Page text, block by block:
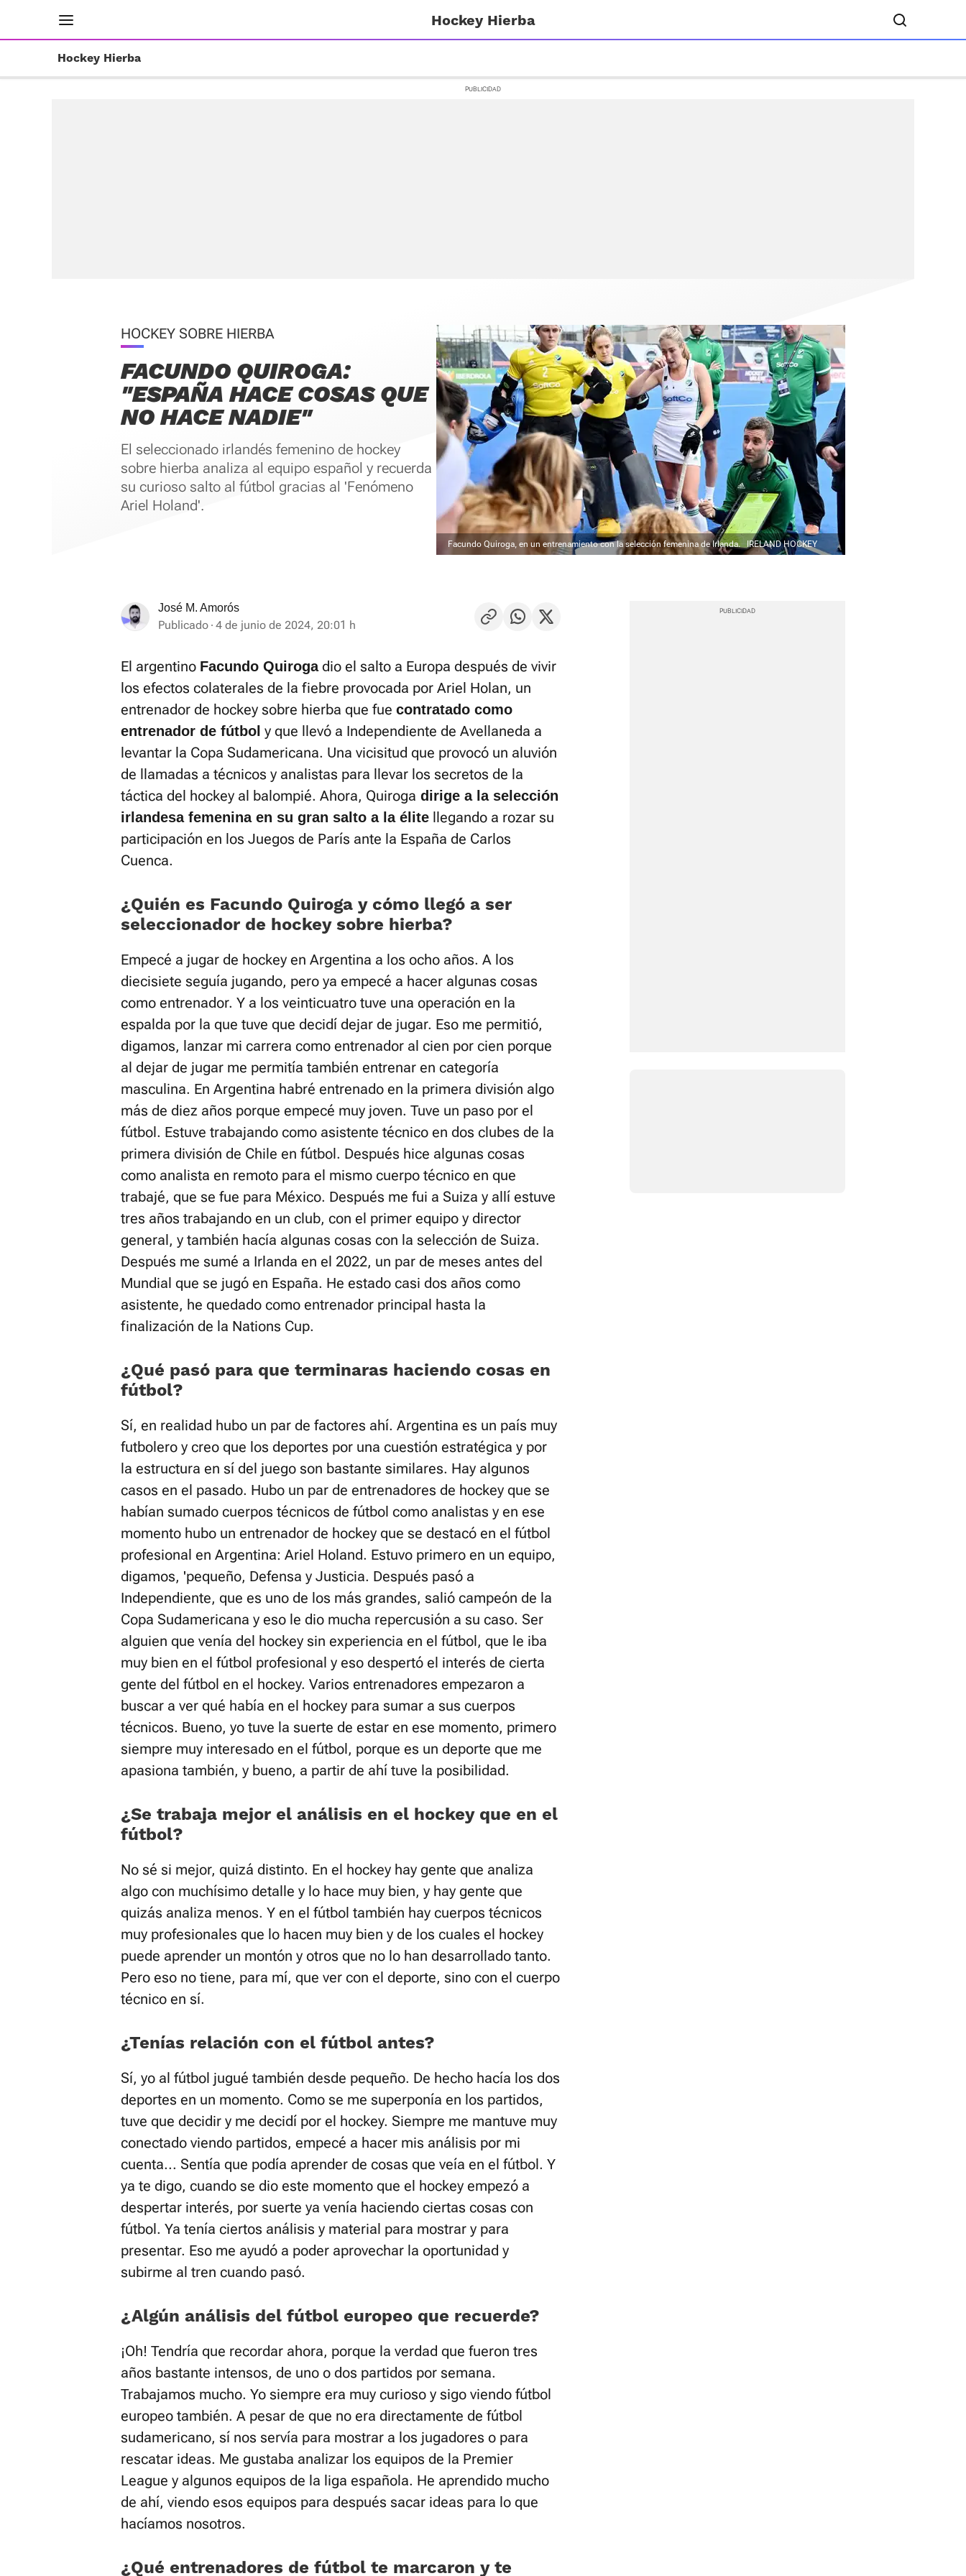
Hockey Hierba
Hockey Hierba
HOCKEY SOBRE HIERBA
FACUNDO QUIROGA:
"ESPAÑA HACE COSAS QUE
NO HACE NADIE"
El seleccionado irlandés femenino de hockey
sobre hierba analiza al equipo español y recuerda
su curioso salto al fútbol gracias al 'Fenómeno
Ariel Holand'.
Facundo Quiroga, en un entrenamiento con la selección femenina de Irlanda. IRELAND HOCKEY
José M. Amorós
Publicado 4 de junio de 2024, 20:01 h
El argentino Facundo Quirogadio el salto a Europa después de vivir
los efectos colaterales de la fiebre provocada por Ariel Holan, un
entrenador de hockey sobre hierba que fue contratado como
entrenador de fútbol y que llevó a Independiente de Avellaneda a
levantar la Copa Sudamericana. Una vicisitud que provocó un aluvión
de llamadas a técnicos y analistas para llevar los secretos de la
táctica del hockey al balompié. Ahora, Quiroga dirige a la selección
irlandesa femenina en su gran salto a la élite llegando a rozar su
participación en los Juegos de París ante la España de Carlos
Cuenca.
¿Quién es Facundo Quiroga y cómo llegó a ser
seleccionador de hockey sobre hierba?
Empecé a jugar de hockey en Argentina a los ocho años. A los
diecisiete seguía jugando, pero ya empecé a hacer algunas cosas
como entrenador. Y a los veinticuatro tuve una operación en la
espalda por la que tuve que decidí dejar de jugar. Eso me permitió,
digamos, lanzar mi carrera como entrenador al cien por cien porque
al dejar de jugar me permitía también entrenar en categoría
masculina. En Argentina habré entrenado en la primera división algo
más de diez años porque empecé muy joven. Tuve un paso por el
fútbol. Estuve trabajando como asistente técnico en dos clubes de la
primera división de Chile en fútbol. Después hice algunas cosas
como analista en remoto para el mismo cuerpo técnico en que
trabajé, que se fue para México. Después me fui a Suiza y allí estuve
tres años trabajando en un club, con el primer equipo y director
general, y también hacía algunas cosas con la selección de Suiza.
Después me sumé a Irlanda en el 2022, un par de meses antes del
Mundial que se jugó en España. He estado casi dos años como
asistente, he quedado como entrenador principal hasta la
finalización de la Nations Cup.
¿Qué pasó para que terminaras haciendo cosas en
fútbol?
Sí, en realidad hubo un par de factores ahí. Argentina es un país muy
futbolero y creo que los deportes por una cuestión estratégica y por
la estructura en sí del juego son bastante similares. Hay algunos
casos en el pasado. Hubo un par de entrenadores de hockey que se
habían sumado cuerpos técnicos de fútbol como analistas y en ese
momento hubo un entrenador de hockey que se destacó en el fútbol
profesional en Argentina: Ariel Holand. Estuvo primero en un equipo,
digamos, 'pequeño, Defensa y Justicia. Después pasó a
Independiente, que es uno de los más grandes, salió campeón de la
Copa Sudamericana y eso le dio mucha repercusión a su caso. Ser
alguien que venía del hockey sin experiencia en el fútbol, que le iba
muy bien en el fútbol profesional y eso despertó el interés de cierta
gente del fútbol en el hockey. Varios entrenadores empezaron a
buscar a ver qué había en el hockey para sumar a sus cuerpos
técnicos. Bueno, yo tuve la suerte de estar en ese momento, primero
siempre muy interesado en el fútbol, porque es un deporte que me
apasiona también, y bueno, a partir de ahí tuve la posibilidad.
¿Se trabaja mejor el análisis en el hockey que en el
fútbol?
No sé si mejor, quizá distinto. En el hockey hay gente que analiza
algo con muchísimo detalle y lo hace muy bien, y hay gente que
quizás analiza menos. Y en el fútbol también hay cuerpos técnicos
muy profesionales que lo hacen muy bien y de los cuales el hockey
puede aprender un montón y otros que no lo han desarrollado tanto.
Pero eso no tiene, para mí, que ver con el deporte, sino con el cuerpo
técnico en sí.
¿Tenías relación con el fútbol antes?
Sí, yo al fútbol jugué también desde pequeño. De hecho hacía los dos
deportes en un momento. Como se me superponía en los partidos,
tuve que decidir y me decidí por el hockey. Siempre me mantuve muy
conectado viendo partidos, empecé a hacer mis análisis por mi
cuenta... Sentía que podía aprender de cosas que veía en el fútbol. Y
ya te digo, cuando se dio este momento que el hockey empezó a
despertar interés, por suerte ya venía haciendo ciertas cosas con
fútbol. Ya tenía ciertos análisis y material para mostrar y para
presentar. Eso me ayudó a poder aprovechar la oportunidad y
subirme al tren cuando pasó.
¿Algún análisis del fútbol europeo que recuerde?
¡Oh! Tendría que recordar ahora, porque la verdad que fueron tres
años bastante intensos, de uno o dos partidos por semana.
Trabajamos mucho. Yo siempre era muy curioso y sigo viendo fútbol
europeo también. A pesar de que no era directamente de fútbol
sudamericano, sí nos servía para mostrar a los jugadores o para
rescatar ideas. Me gustaba analizar los equipos de la Premier
League y algunos equipos de la liga española. He aprendido mucho
de ahí, viendo esos equipos para después sacar ideas para lo que
hacíamos nosotros.
¿Qué entrenadores de fútbol te marcaron y te